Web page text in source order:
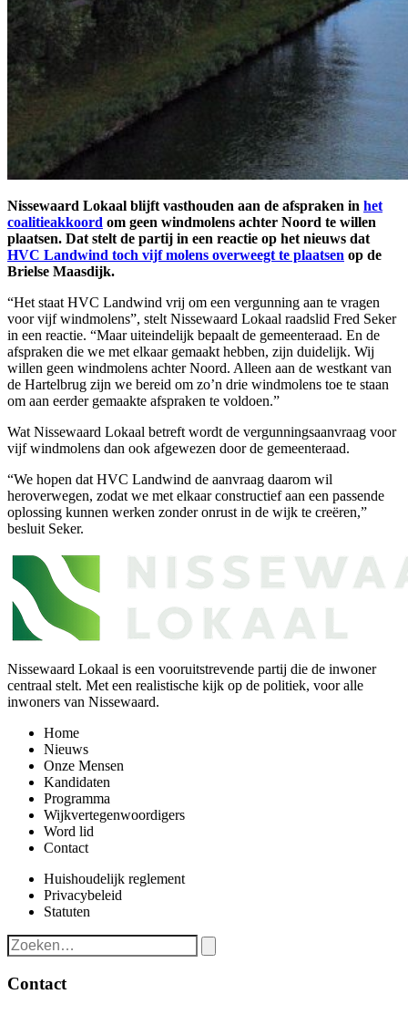
Nissewaard Lokaal blijft vasthouden aan de afspraken in het
coalitieakkoord om geen windmolens achter Noord te willen
plaatsen. Dat stelt de partij in een reactie op het nieuws dat
HVC Landwind toch vijf molens overweegt te plaatsen op de
Brielse Maasdijk.
“Het staat HVC Landwind vrij om een vergunning aan te vragen
voor vijf windmolens”, stelt Nissewaard Lokaal raadslid Fred Seker
in een reactie. “Maar uiteindelijk bepaalt de gemeenteraad. En de
afspraken die we met elkaar gemaakt hebben, zijn duidelijk. Wij
willen geen windmolens achter Noord. Alleen aan de westkant van
de Hartelbrug zijn we bereid om zo’n drie windmolens toe te staan
om aan eerder gemaakte afspraken te voldoen.”
Wat Nissewaard Lokaal betreft wordt de vergunningsaanvraag voor
vijf windmolens dan ook afgewezen door de gemeenteraad.
“We hopen dat HVC Landwind de aanvraag daarom wil
heroverwegen, zodat we met elkaar constructief aan een passende
oplossing kunnen werken zonder onrust in de wijk te creëren,”
besluit Seker.
Nissewaard Lokaal is een vooruitstrevende partij die de inwoner
centraal stelt. Met een realistische kijk op de politiek, voor alle
inwoners van Nissewaard.
Home
Nieuws
Onze Mensen
Kandidaten
Programma
Wijkvertegenwoordigers
Word lid
Contact
Huishoudelijk reglement
Privacybeleid
Statuten
Contact